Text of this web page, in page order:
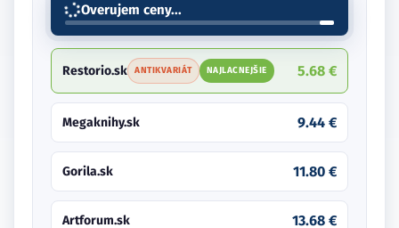
Overujem ceny...
Restorio.sk ANTIKVARIÁT NAJLACNEJŠIE 5.68 €
Megaknihy.sk 9.44 €
Gorila.sk 11.80 €
Artforum.sk 13.68 €